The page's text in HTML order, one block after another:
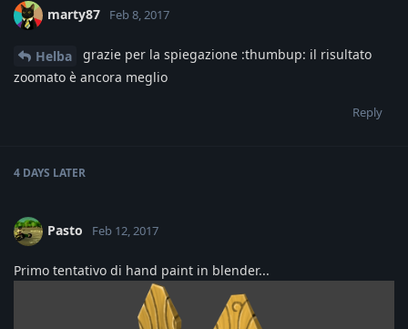
marty87 Feb 8, 2017
Helba
grazie per la spiegazione :thumbup: il risultato
zoomato è ancora meglio
Reply
4 DAYS LATER
Pasto Feb 12, 2017
Primo tentativo di hand paint in blender...